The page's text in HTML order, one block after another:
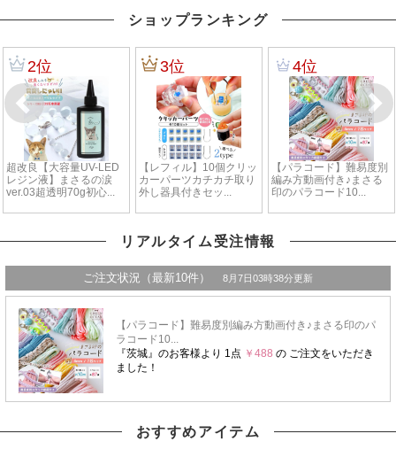
ショップランキング
リアルタイム受注情報
おすすめアイテム